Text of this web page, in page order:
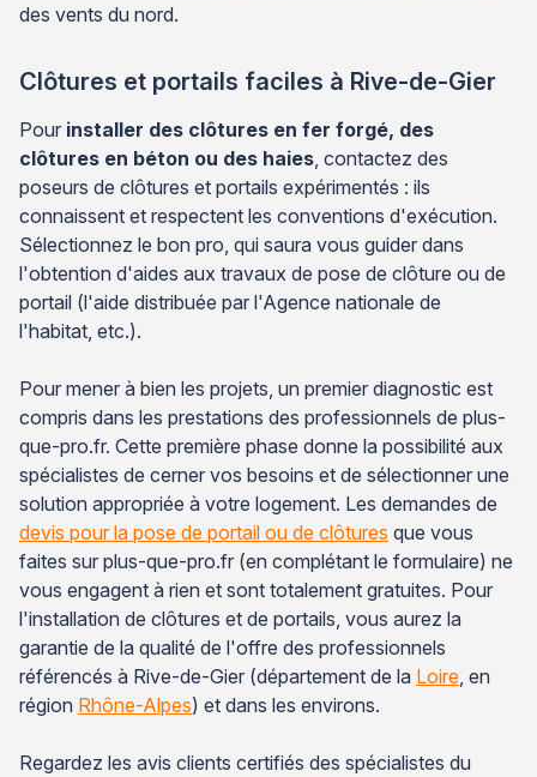
des vents du nord.
Clôtures et portails faciles à Rive-de-Gier
Pour installer des clôtures en fer forgé, des
clôtures en béton ou des haies , contactez des
poseurs de clôtures et portails expérimentés : ils
connaissent et respectent les conventions d'exécution.
Sélectionnez le bon pro, qui saura vous guider dans
l'obtention d'aides aux travaux de pose de clôture ou de
portail (l'aide distribuée par l'Agence nationale de
l'habitat, etc.).
Pour mener à bien les projets, un premier diagnostic est
compris dans les prestations des professionnels de plus-
que-pro.fr. Cette première phase donne la possibilité aux
spécialistes de cerner vos besoins et de sélectionner une
solution appropriée à votre logement. Les demandes de
devis pour la pose de portail ou de clôtures que vous
faites sur plus-que-pro.fr (en complétant le formulaire) ne
vous engagent à rien et sont totalement gratuites. Pour
l'installation de clôtures et de portails, vous aurez la
garantie de la qualité de l'offre des professionnels
référencés à Rive-de-Gier (département de la Loire , en
région Rhône-Alpes) et dans les environs.
Regardez les avis clients certifiés des spécialistes du